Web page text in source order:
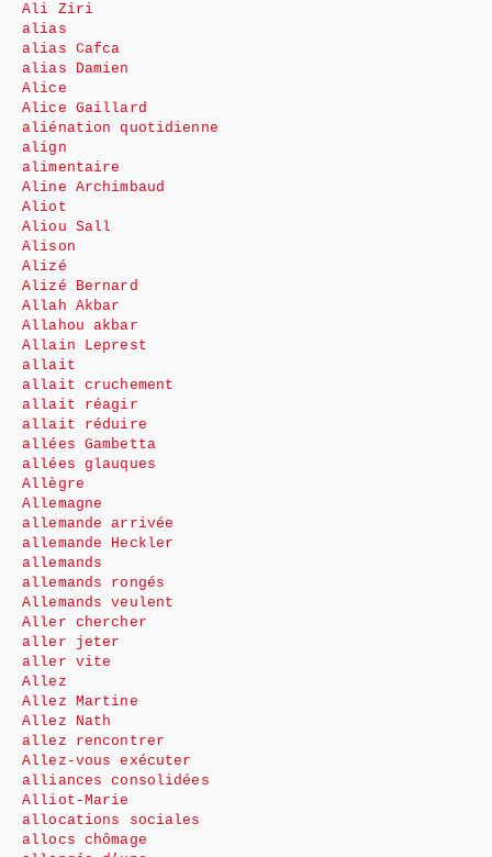
Ali Ziri
alias
alias Cafca
alias Damien
Alice
Alice Gaillard
aliénation quotidienne
align
alimentaire
Aline Archimbaud
Aliot
Aliou Sall
Alison
Alizé
Alizé Bernard
Allah Akbar
Allahou akbar
Allain Leprest
allait
allait cruchement
allait réagir
allait réduire
allées Gambetta
allées glauques
Allègre
Allemagne
allemande arrivée
allemande Heckler
allemands
allemands rongés
Allemands veulent
Aller chercher
aller jeter
aller vite
Allez
Allez Martine
Allez Nath
allez rencontrer
Allez-vous exécuter
alliances consolidées
Alliot-Marie
allocations sociales
allocs chômage